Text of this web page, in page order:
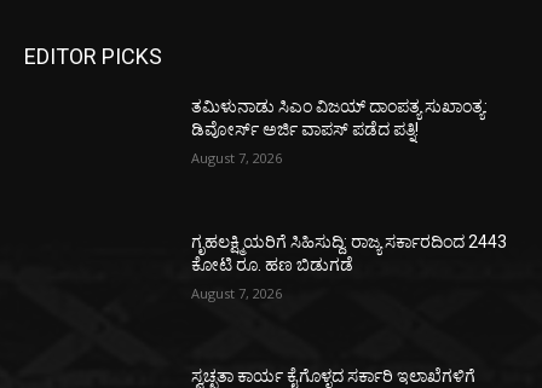
EDITOR PICKS
ತಮಿಳುನಾಡು ಸಿಎಂ ವಿಜಯ್‌ ದಾಂಪತ್ಯ ಸುಖಾಂತ್ಯ:
ಡಿವೋರ್ಸ್‌ ಅರ್ಜಿ ವಾಪಸ್‌ ಪಡೆದ ಪತ್ನಿ!
August 7, 2026
ಗೃಹಲಕ್ಷ್ಮಿಯರಿಗೆ ಸಿಹಿಸುದ್ದಿ: ರಾಜ್ಯ ಸರ್ಕಾರದಿಂದ 2443
ಕೋಟಿ ರೂ. ಹಣ ಬಿಡುಗಡೆ
August 7, 2026
ಸ್ವಚ್ಛತಾ ಕಾರ್ಯ ಕೈಗೊಳ್ಳದ ಸರ್ಕಾರಿ ಇಲಾಖೆಗಳಿಗೆ